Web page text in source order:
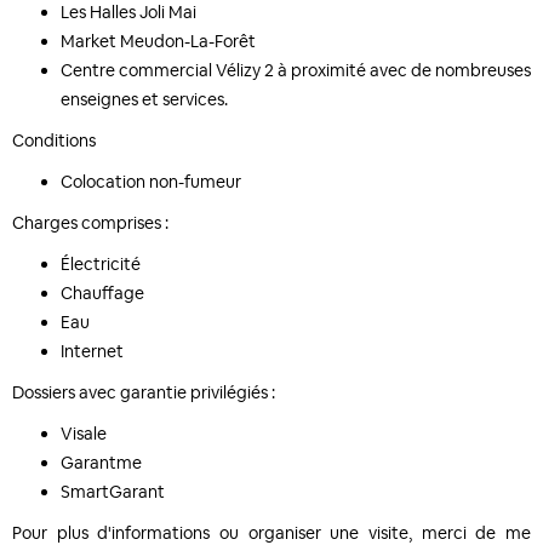
Les Halles Joli Mai
Market Meudon-La-Forêt
Centre commercial Vélizy 2 à proximité avec de nombreuses
enseignes et services.
Conditions
Colocation non-fumeur
Charges comprises :
Électricité
Chauffage
Eau
Internet
Dossiers avec garantie privilégiés :
Visale
Garantme
SmartGarant
Pour plus d'informations ou organiser une visite, merci de me